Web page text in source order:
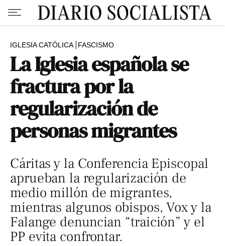
IGLESIA CATÓLICA FASCISMO
La Iglesia española se
fractura por la
regularización de
personas migrantes
Cáritas y la Conferencia Episcopal
aprueban la regularización de
medio millón de migrantes,
mientras algunos obispos, Vox y la
Falange denuncian “traición” y el
PP evita confrontar.